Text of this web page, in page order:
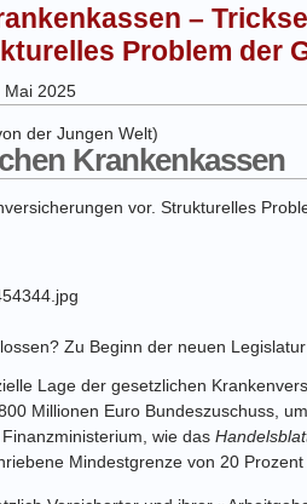
–
Problem der
Mai 2025
der Jungen Welt)
Krankenkassen
vor. Strukturelles
Zu Beginn der neuen
Lage der gesetzlichen
Millionen Euro Bundeszuschuss,
wie das
Mindestgrenze von 20